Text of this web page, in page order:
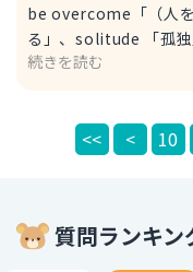
be overcome「（人
る」、solitude 「孤独」と言
overcome by the heat.
よく使われます。 例文 He felt a strong sense of
続きを読む
<< < 10
質問ランキン